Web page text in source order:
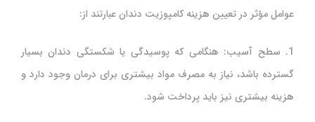
عوامل مؤثر در تعیین هزینه کامپوزیت دندان عبارتند از:
1. سطح آسیب: هنگامی که پوسیدگی یا شکستگی دندان بسیار
گسترده باشد، نیاز به مصرف مواد بیشتری برای درمان وجود دارد و
هزینه بیشتری نیز باید پرداخت شود.